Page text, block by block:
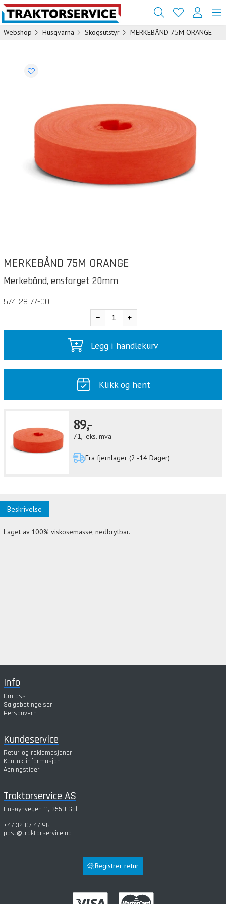
Webshop Husqvarna Skogsutstyr MERKEBÅND 75M ORANGE
MERKEBÅND 75M ORANGE
Merkebånd, ensfarget 20mm
574 28 77-00
Legg i handlekurv
Klikk og hent
89,-
71,- eks. mva
Fra fjernlager (2 -14 Dager)
Beskrivelse
Laget av 100% viskosemasse, nedbrytbar.
Info
Om oss
Salgsbetingelser
Personvern
Kundeservice
Retur og reklamasjoner
Kontaktinformasjon
Åpningstider
Traktorservice AS
Husøynvegen 11, 3550 Gol
+47 32 07 47 96
post@traktorservice.no
Registrer retur